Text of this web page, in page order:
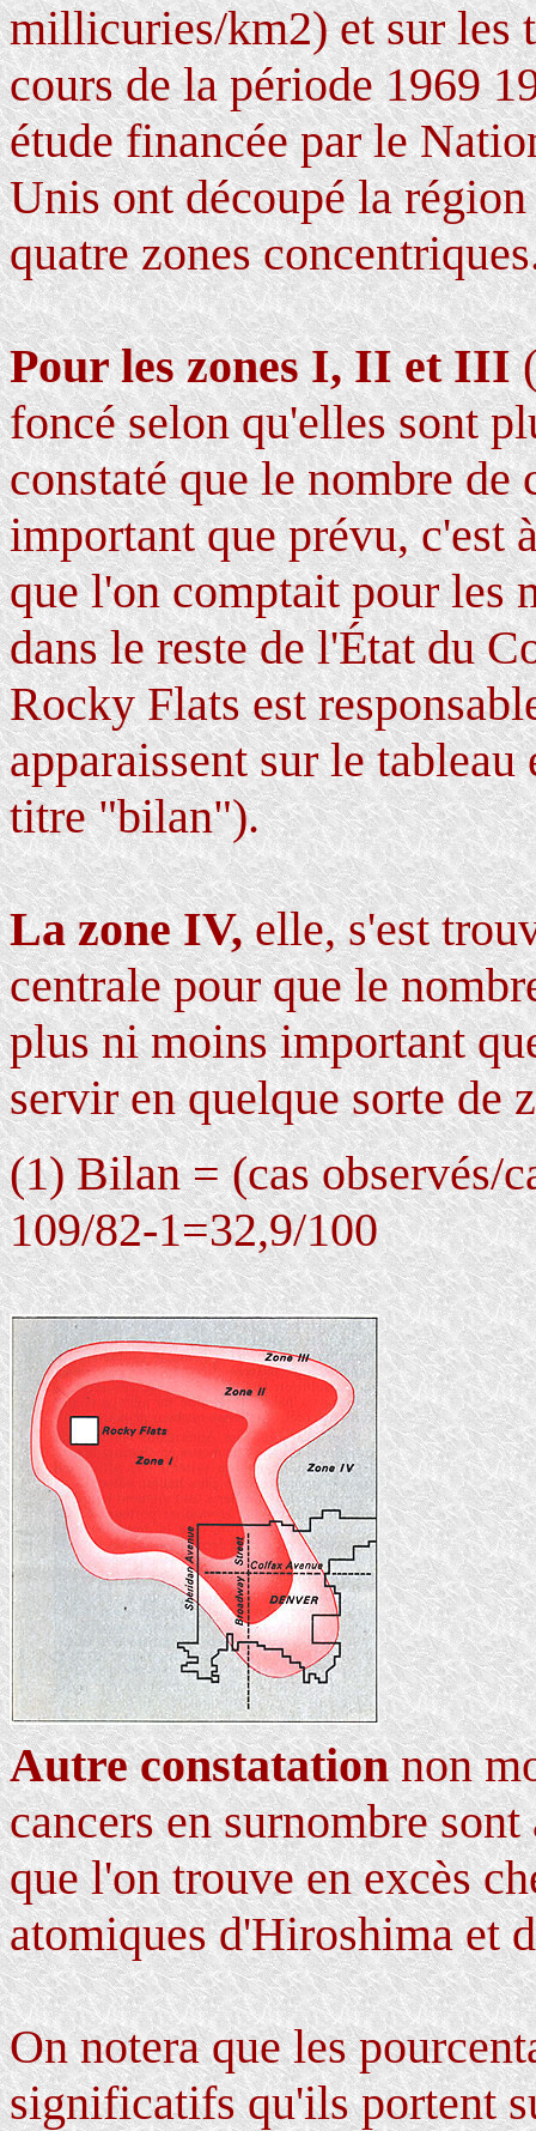
millicuries/km2) et sur les
cours de la période 1969
étude financée par le
Unis ont découpé la
quatre zones
Pour les zones I, II et III
foncé selon qu'elles sont
constaté que le nombre de
important que prévu, c'est
que l'on comptait pour les
dans le reste de l'État du
Rocky Flats est
apparaissent sur le
titre "bilan").
La zone IV,elle, s'est
centrale pour que le
plus ni moins important
servir en quelque sorte de
(1) Bilan = (cas observés/
109/82-1=32,9/100
Autre constatationnon
cancers en surnombre
que l'on trouve en excès
atomiques d'Hiroshima et
On notera que les
significatifs qu'ils portent